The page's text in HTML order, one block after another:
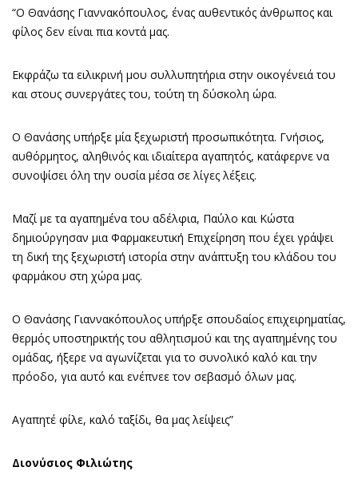
“Ο Θανάσης Γιαννακόπουλος, ένας αυθεντικός άνθρωπος και
φίλος δεν είναι πια κοντά μας.
Εκφράζω τα ειλικρινή μου συλλυπητήρια στην οικογένειά του
και στους συνεργάτες του, τούτη τη δύσκολη ώρα.
Ο Θανάσης υπήρξε μία ξεχωριστή προσωπικότητα. Γνήσιος,
αυθόρμητος, αληθινός και ιδιαίτερα αγαπητός, κατάφερνε να
συνοψίσει όλη την ουσία μέσα σε λίγες λέξεις.
Μαζί με τα αγαπημένα του αδέλφια, Παύλο και Κώστα
δημιούργησαν μια Φαρμακευτική Επιχείρηση που έχει γράψει
τη δική της ξεχωριστή ιστορία στην ανάπτυξη του κλάδου του
φαρμάκου στη χώρα μας.
Ο Θανάσης Γιαννακόπουλος υπήρξε σπουδαίος επιχειρηματίας,
θερμός υποστηρικτής του αθλητισμού και της αγαπημένης του
ομάδας, ήξερε να αγωνίζεται για το συνολικό καλό και την
πρόοδο, για αυτό και ενέπνεε τον σεβασμό όλων μας.
Αγαπητέ φίλε, καλό ταξίδι, θα μας λείψεις”
Διονύσιος Φιλιώτης